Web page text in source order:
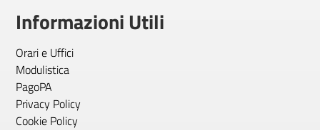
Informazioni Utili
Orari e Uffici
Modulistica
PagoPA
Privacy Policy
Cookie Policy